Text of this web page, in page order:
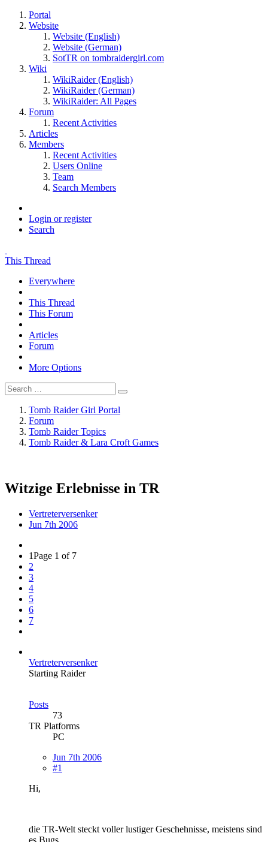
Portal
Website
Website (English)
Website (German)
SotTR on tombraidergirl.com
Wiki
WikiRaider (English)
WikiRaider (German)
WikiRaider: All Pages
Forum
Recent Activities
Articles
Members
Recent Activities
Users Online
Team
Search Members
Login or register
Search
This Thread
Everywhere
This Thread
This Forum
Articles
Forum
More Options
Tomb Raider Girl Portal
Forum
Tomb Raider Topics
Tomb Raider & Lara Croft Games
Witzige Erlebnisse in TR
Vertreterversenker
Jun 7th 2006
1Page 1 of 7
2
3
4
5
6
7
Vertreterversenker
Starting Raider
Posts
73
TR Platforms
PC
Jun 7th 2006
#1
Hi,
die TR-Welt steckt voller lustiger Geschehnisse, meistens sind
es Bugs.